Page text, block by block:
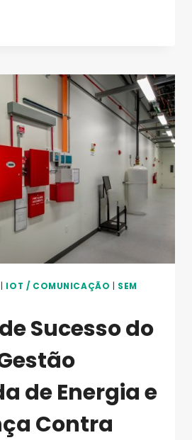
IOT / COMUNICAÇÃO
SEM
Sucesso do
de Energia e
Contra